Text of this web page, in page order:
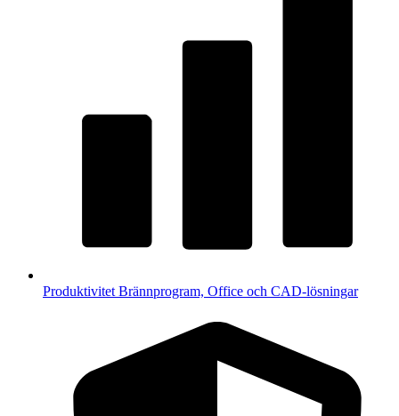
Produktivitet Brännprogram, Office och CAD-lösningar